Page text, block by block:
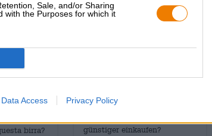
Sale, and/or Sharing
with the Purposes for which it
Data Access Privacy Policy
complessa e ha un gusto potente se
la gente seppelliva la Berliner Weisse nella
SULLA
birra?
commercianti o ristoratori
günstiger einkaufen?